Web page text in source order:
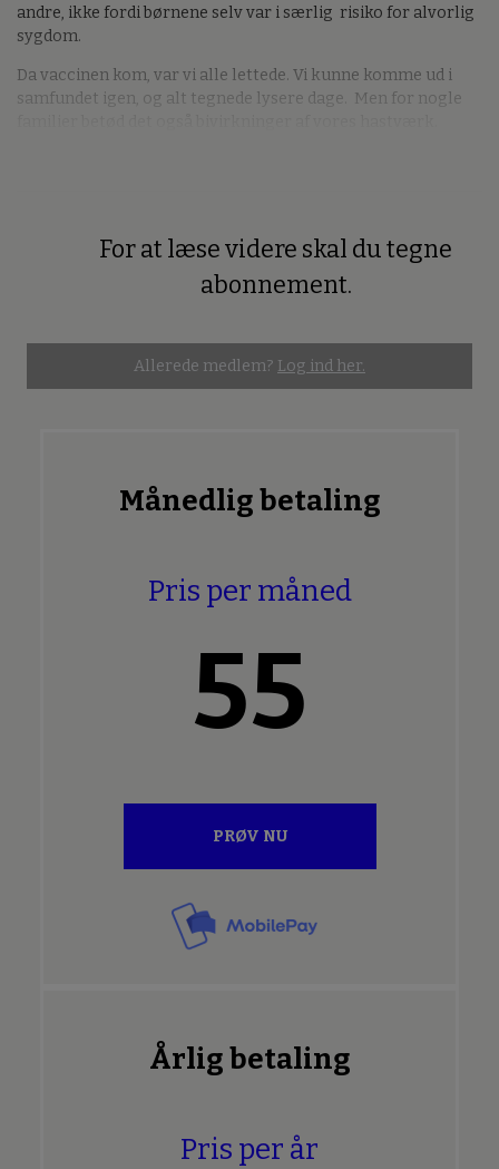
andre, ikke fordi børnene selv var i særlig risiko for alvorlig
sygdom.
Da vaccinen kom, var vi alle lettede. Vi kunne komme ud i
samfundet igen, og alt tegnede lysere dage. Men for nogle
For at læse videre skal du tegne
abonnement.
Allerede medlem? Log ind her.
Månedlig betaling
Pris per måned
55
PRØV NU
Årlig betaling
Pris per år